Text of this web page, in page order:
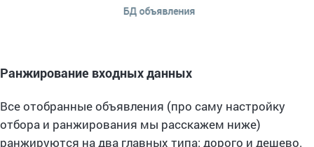
Ранжирование входных данных
Все отобранные объявления (про саму настройку
отбора и ранжирования мы расскажем ниже)
ранжируются на два главных типа: дорого и дешево.